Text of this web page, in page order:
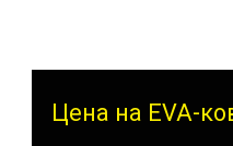
Цена на EVA-